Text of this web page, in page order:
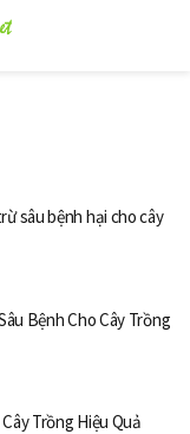
sâu bệnh hại cho cây
Bệnh Cho Cây Trồng
Trồng Hiệu Quả